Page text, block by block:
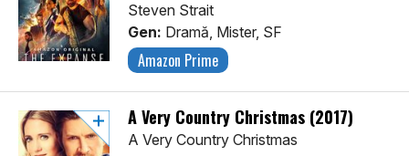
Steven Strait
Gen: Dramă, Mister, SF
Amazon Prime
A Very Country Christmas (2017)
A Very Country Christmas